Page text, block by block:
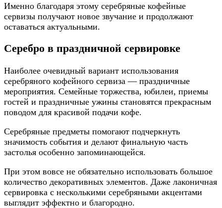
Именно благодаря этому серебряные кофейные
сервизы получают новое звучание и продолжают
оставаться актуальными.
Серебро в праздничной сервировке
Наиболее очевидный вариант использования
серебряного кофейного сервиза — праздничные
мероприятия. Семейные торжества, юбилеи, приемы
гостей и праздничные ужины становятся прекрасным
поводом для красивой подачи кофе.
Серебряные предметы помогают подчеркнуть
значимость события и делают финальную часть
застолья особенно запоминающейся.
При этом вовсе не обязательно использовать большое
количество декоративных элементов. Даже лаконичная
сервировка с несколькими серебряными акцентами
выглядит эффектно и благородно.